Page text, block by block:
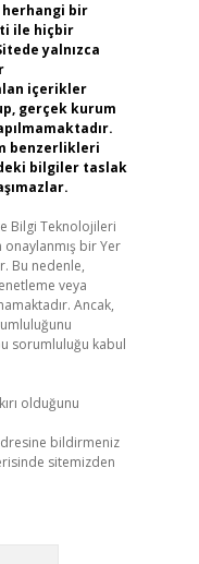
bir
ile hiçbir
yalnızca
içerikler
gerçek kurum
benzerlikleri
bilgiler taslak
Bilgi Teknolojileri
onaylanmış bir Yer
Bu nedenle,
veya
Ancak,
sorumluluğu kabul
olduğunu
bildirmeniz
sitemizden